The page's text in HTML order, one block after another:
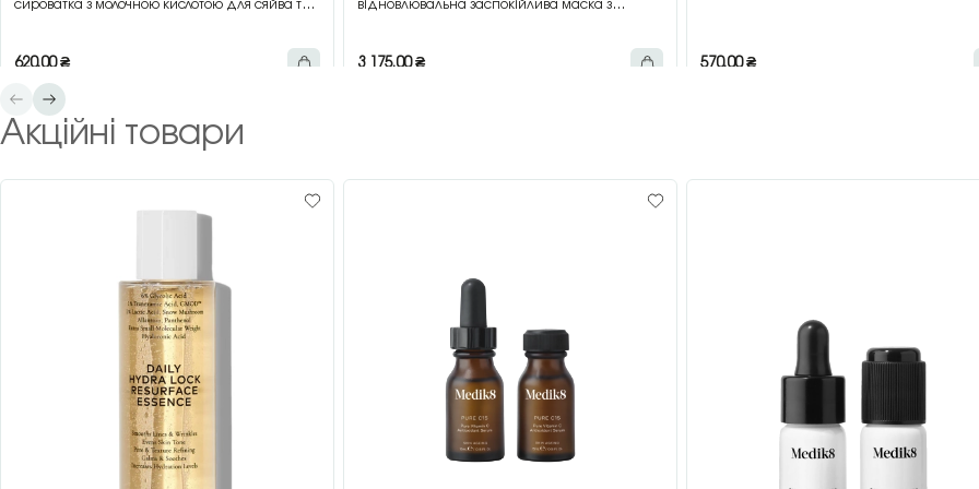
сироватка з молочною кислотою для сяйва та
620,00₴
відновлювальна заспокійлива маска з
3 175,00₴ 570,00₴
Акційні товари